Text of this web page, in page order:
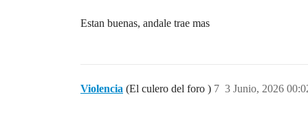
Estan buenas, andale trae mas
Violencia (El culero del foro ) 3 Junio, 2026
7